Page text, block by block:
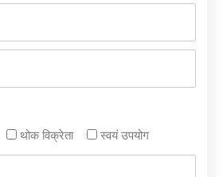
थोक विक्रेता स्वयं उपयोग